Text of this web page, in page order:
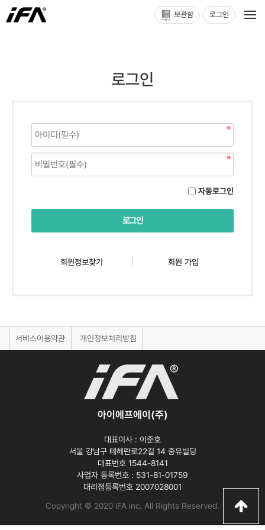
보관함 로그인
로그인
자동로그인
회원정보찾기 회원 가입
서비스이용약관 개인정보처리방침
아이에프에이(주)
대표이사 : 이준호
서울 강남구 테헤란로22길 14 중유빌딩
대표번호 1544-8141
사업자 등록번호 : 531-81-01759
대리점등록번호 2007028001
Copyright © 2020 iFA inc. All Rights Reserved.